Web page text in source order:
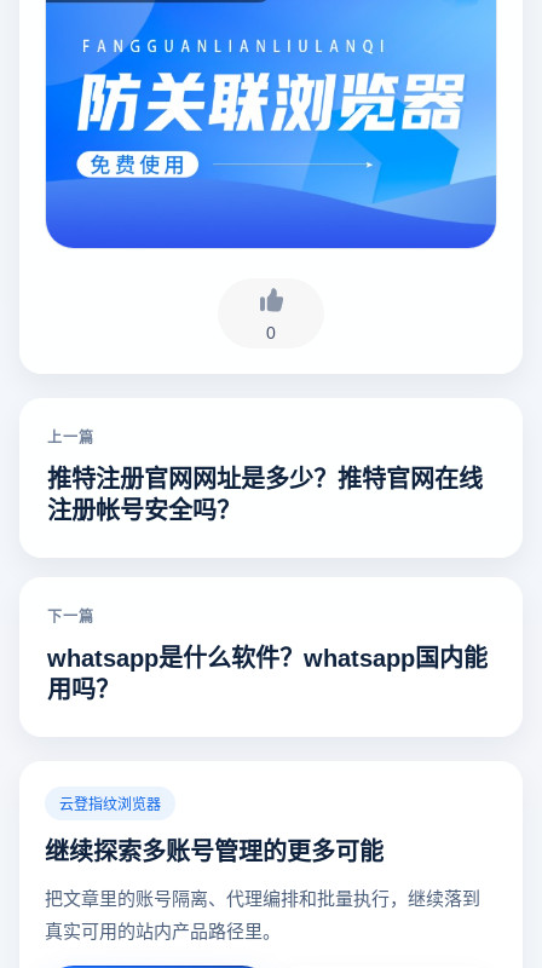
0
上一篇
推特注册官网网址是多少？推特官网在线
注册帐号安全吗？
下一篇
whatsapp是什么软件？whatsapp国内能
用吗？
云登指纹浏览器
继续探索多账号管理的更多可能
把文章里的账号隔离、代理编排和批量执行，继续落到
真实可用的站内产品路径里。